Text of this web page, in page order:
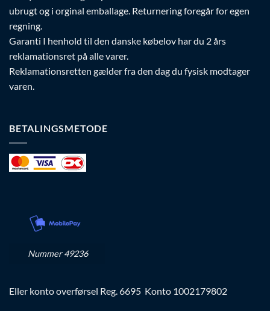
ubrugt og i orginal emballage. Returnering foregår for egen
regning.
Garanti I henhold til den danske købelov har du 2 års
reklamationsret på alle varer.
Reklamationsretten gælder fra den dag du fysisk modtager
varen.
BETALINGSMETODE
Nummer 49236
Eller konto overførsel Reg. 6695 Konto 1002179802